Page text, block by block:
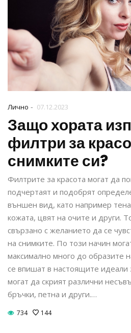
Лично - 07.12.2023
Защо хората
филтри за
снимките си?
Филтрите за красота могат да
подчертаят и подобрят
външен вид, като например
кожата, цвят на очите и други.
свързано с желанието да се
на снимките. По този начин
максимално много до образите
се впишат в настоящите идеали
могат да скрият различни
бръчки, петна и други.…
734 144